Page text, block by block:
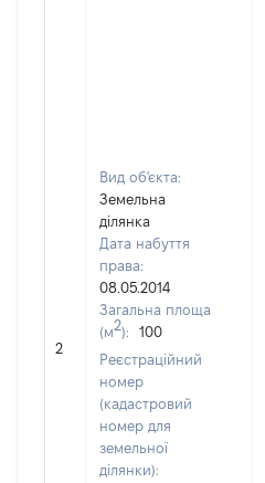
2
Вид об'єкта:
Земельна
ділянка
Дата набуття
права:
08.05.2014
Загальна площа
(м2):
100
Реєстраційний
номер
(кадастровий
номер для
земельної
ділянки):